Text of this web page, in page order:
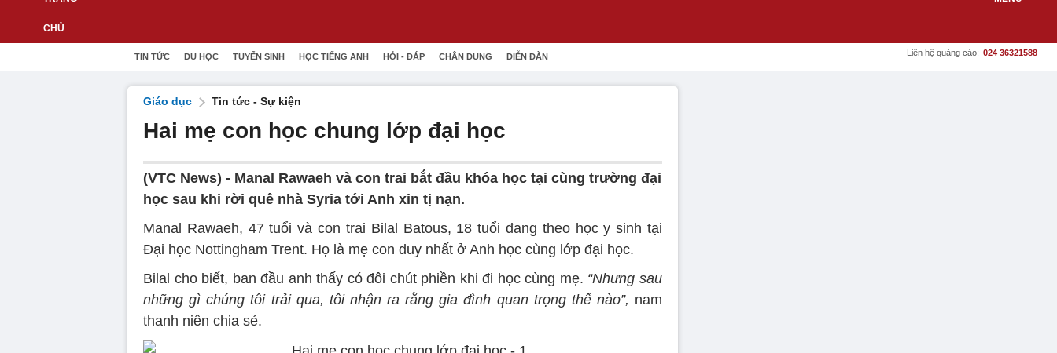
TIN TỨC DU HỌC TUYỂN SINH HỌC TIẾNG ANH HỎI - ĐÁP CHÂN DUNG DIỄN ĐÀN Liên hệ quảng cáo: 024 36321588
Giáo dục Tin tức - Sự kiện
Hai mẹ con học chung lớp đại học
(VTC News) - Manal Rawaeh và con trai bắt đầu khóa học tại cùng trường đại
học sau khi rời quê nhà Syria tới Anh xin tị nạn.
Manal Rawaeh, 47 tuổi và con trai Bilal Batous, 18 tuổi đang theo học y sinh tại
Đại học Nottingham Trent. Họ là mẹ con duy nhất ở Anh học cùng lớp đại học.
Bilal cho biết, ban đầu anh thấy có đôi chút phiền khi đi học cùng mẹ. “Nhưng sau
những gì chúng tôi trải qua, tôi nhận ra rằng gia đình quan trọng thế nào”, nam
thanh niên chia sẻ.